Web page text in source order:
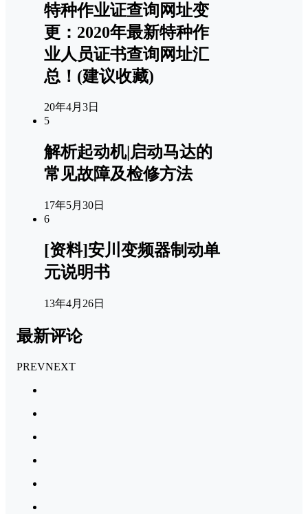
特种作业证查询网址变
更：2020年最新特种作
业人员证书查询网址汇
总！(建议收藏)
20年4月3日
5
解析起动机|启动马达的
常见故障及检修方法
17年5月30日
6
[资料]安川变频器制动单
元说明书
13年4月26日
最新评论
PREVNEXT